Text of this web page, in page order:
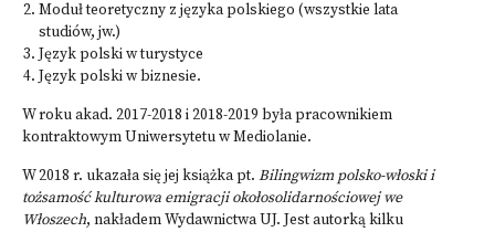
Moduł teoretyczny z języka polskiego (wszystkie lata
studiów, jw.)
Język polski w turystyce
Język polski w biznesie.
W roku akad. 2017-2018 i 2018-2019 była pracownikiem
kontraktowym Uniwersytetu w Mediolanie.
W 2018 r. ukazała się jej książka pt. Bilingwizm polsko-włoski i
tożsamość kulturowa emigracji okołosolidarnościowej we
Włoszech, nakładem Wydawnictwa UJ. Jest autorką kilku